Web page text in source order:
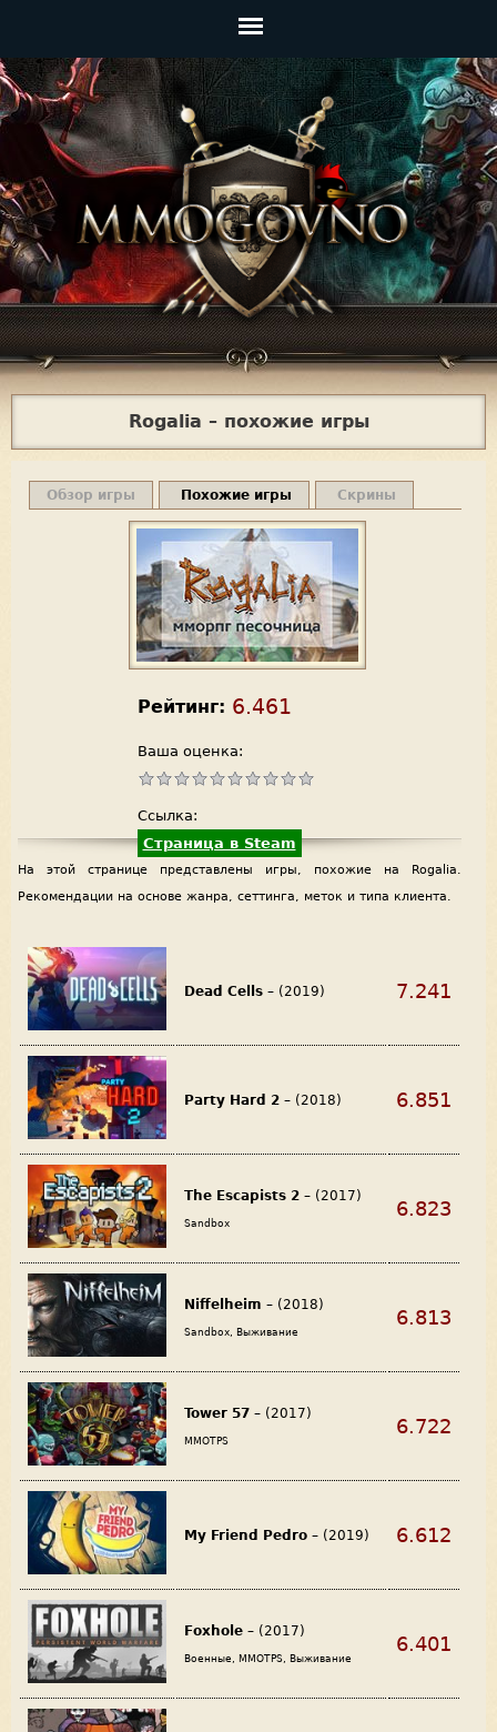
Главное
меню
Jump to navigation
Rogalia – похожие игры
Обзор игры Похожие игры Скрины
Рейтинг: 6.461
Ваша оценка:
Ссылка:
Страница в Steam
На этой странице представлены игры, похожие на Rogalia.
Рекомендации на основе жанра, сеттинга, меток и типа клиента.
Dead Cells – (2019) 7.241
Party Hard 2 – (2018) 6.851
The Escapists 2 – (2017)
Sandbox
6.823
Niffelheim – (2018)
Sandbox, Выживание
6.813
Tower 57 – (2017)
MMOTPS
6.722
My Friend Pedro – (2019) 6.612
Foxhole – (2017)
Военные, MMOTPS, Выживание
6.401